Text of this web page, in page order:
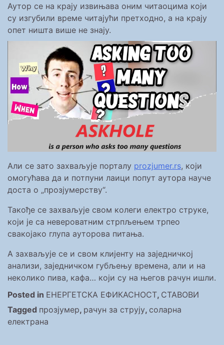
Аутор се на крају извињава оним читаоцима који
су изгубили време читајући претходно, а на крају
опет ништа више не знају.
Али се зато захваљује порталу prozjumer.rs, који
омогућава да и потпуни лаици попут аутора науче
доста о „прозјумерству“.
Такође се захваљује свом колеги електро струке,
који је са невероватним стрпљењем трпео
свакојако глупа ауторова питања.
А захваљује се и свом клијенту на заједничкој
анализи, заједничком губљењу времена, али и на
неколико пива, кафа… који су на његов рачун ишли.
Posted in ЕНЕРГЕТСКА ЕФИКАСНОСТ, СТАВОВИ
Tagged прозјумер, рачун за струју, соларна
електрана